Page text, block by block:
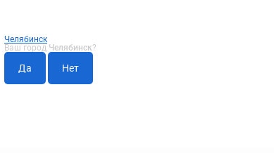
Челябинск
Ваш город Челябинск?